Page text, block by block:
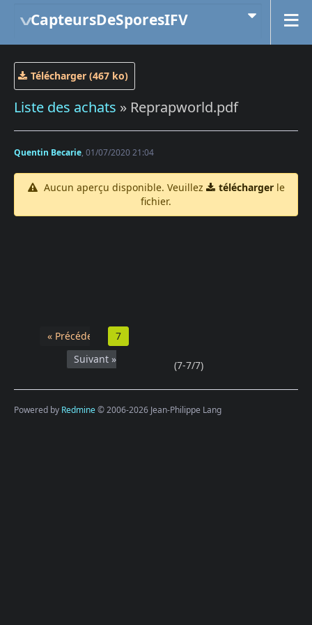
CapteursDeSporesIFV
Télécharger (467 ko)
Liste des achats » Reprapworld.pdf
Quentin Becarie, 01/07/2020 21:04
Aucun aperçu disponible. Veuillez téléchargerle
fichier.
« Précédent
7
Suivant »
(7-7/7)
Powered by Redmine© 2006-2026 Jean-Philippe Lang